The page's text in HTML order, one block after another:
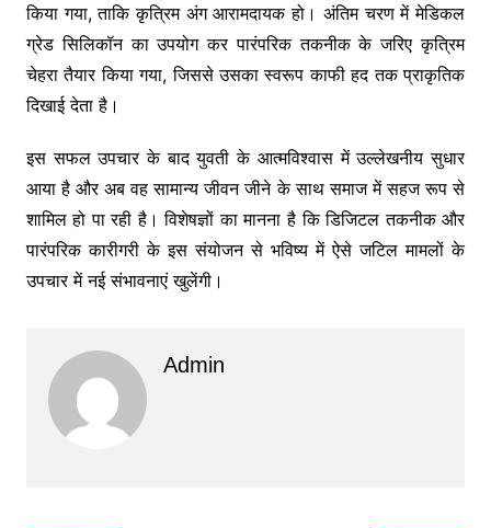
किया गया, ताकि कृत्रिम अंग आरामदायक हो। अंतिम चरण में मेडिकल
ग्रेड सिलिकॉन का उपयोग कर पारंपरिक तकनीक के जरिए कृत्रिम
चेहरा तैयार किया गया, जिससे उसका स्वरूप काफी हद तक प्राकृतिक
दिखाई देता है।
इस सफल उपचार के बाद युवती के आत्मविश्वास में उल्लेखनीय सुधार
आया है और अब वह सामान्य जीवन जीने के साथ समाज में सहज रूप से
शामिल हो पा रही है। विशेषज्ञों का मानना है कि डिजिटल तकनीक और
पारंपरिक कारीगरी के इस संयोजन से भविष्य में ऐसे जटिल मामलों के
उपचार में नई संभावनाएं खुलेंगी।
Admin